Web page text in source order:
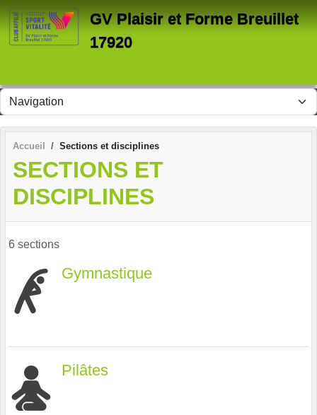
GV Plaisir et Forme Breuillet
17920
Accueil Sections et disciplines
SECTIONS ET
DISCIPLINES
6 sections
Gymnastique
Pilâtes
Panneau de gestion des cookies